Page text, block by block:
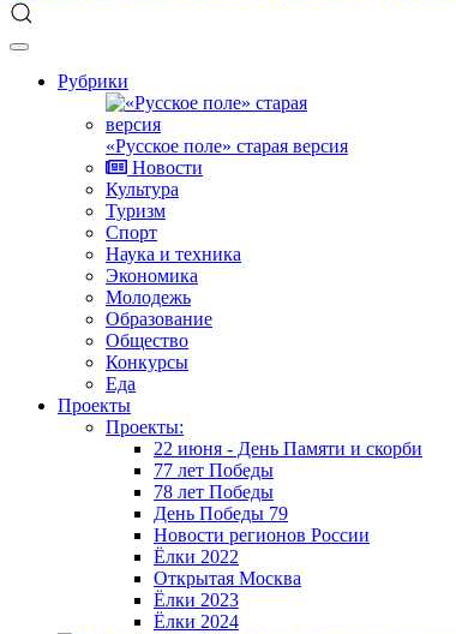
Рубрики
«Русское поле» старая версия
Новости
Культура
Туризм
Спорт
Наука и техника
Экономика
Молодежь
Образование
Общество
Конкурсы
Еда
Проекты
Проекты:
22 июня - День Памяти и скорби
77 лет Победы
78 лет Победы
День Победы 79
Новости регионов России
Ёлки 2022
Открытая Москва
Ёлки 2023
Ёлки 2024